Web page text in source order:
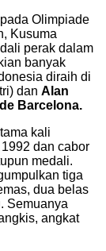
Olimpiade
Kusuma
perak dalam
banyak
diraih di
dan Alan
Barcelona.
kali
dan cabor
medali.
tiga
dua belas
Semuanya
angkat